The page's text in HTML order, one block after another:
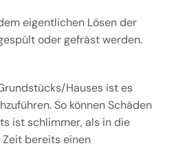
eigentlichen Lösen der
oder gefräst werden.
Hauses ist es
So können Schäden
ist schlimmer, als in die
Zeit bereits einen